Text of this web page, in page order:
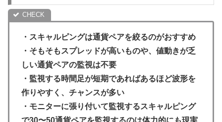
・スキャルピングは通貨ペアを絞るのがおすすめ
・そもそもスプレッドが高いものや、値動きが乏
しい通貨ペアの監視は不要
・監視する時間足が短期であればあるほど波形を
作りやすく、チャンスが多い
・モニターに張り付いて監視するスキャルピング